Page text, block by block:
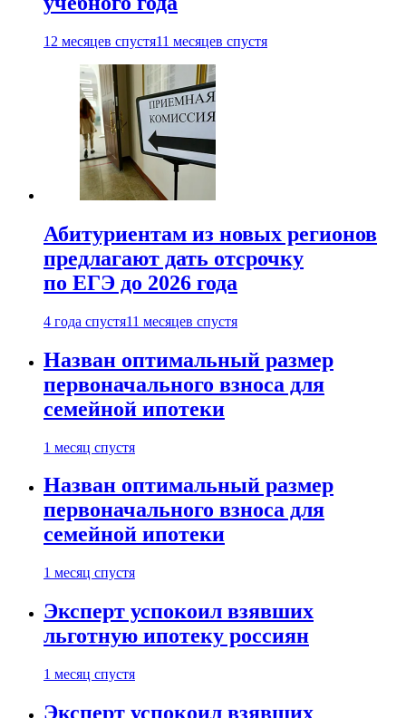
12 месяцев спустя11 месяцев спустя
Абитуриентам из новых регионов
предлагают дать отсрочку
по ЕГЭ до 2026 года
4 года спустя11 месяцев спустя
Назван оптимальный размер
первоначального взноса для
семейной ипотеки
1 месяц спустя
Назван оптимальный размер
первоначального взноса для
семейной ипотеки
1 месяц спустя
Эксперт успокоил взявших
льготную ипотеку россиян
1 месяц спустя
Эксперт успокоил взявших